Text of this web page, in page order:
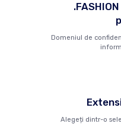
Domeniul de
Alegeți dintr-o